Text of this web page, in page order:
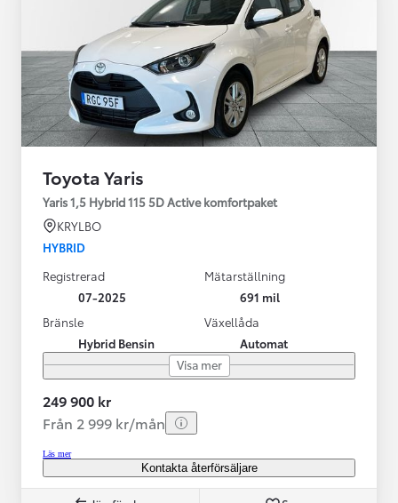
Toyota Yaris
Yaris 1,5 Hybrid 115 5D Active komfortpaket
KRYLBO
HYBRID
Registrerad
07-2025
Mätarställning
691 mil
Bränsle
Hybrid Bensin
Växellåda
Automat
Visa mer
249 900 kr
Från 2 999 kr/mån
Läs mer
Kontakta återförsäljare